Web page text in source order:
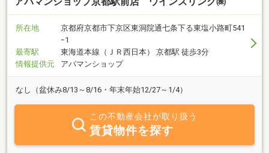
所在地
京都府京都市下京区東洞院通七条下る東塩小路町541
ｰ1
最寄駅
東海道本線（ＪＲ西日本） 京都駅 徒歩3分
情報提供元
アパマンショップ
なし（盆休み8/13～8/16・年末年始12/27～1/4）
この不動産会社が取り扱う
賃貸物件を探す